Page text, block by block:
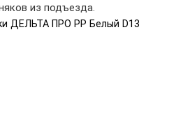
из подъезда.
ДЕЛЬТА ПРО PP Белый D13